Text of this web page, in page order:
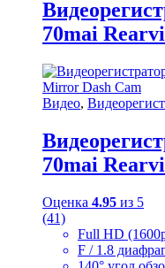
70mai
Видео,
70mai
Оценка 4.95 из 5
(41)
Full HD
F / 1.8